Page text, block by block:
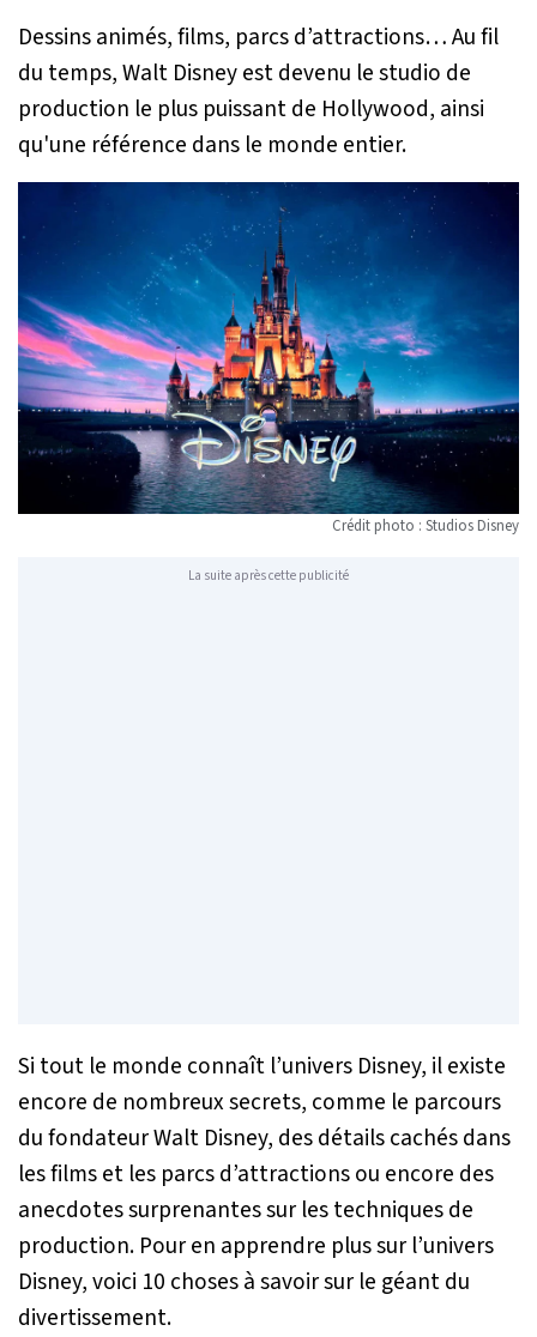
Dessins animés, films, parcs d’attractions… Au fil
du temps, Walt Disney est devenu le studio de
production le plus puissant de Hollywood, ainsi
qu'une référence dans le monde entier.
Crédit photo : Studios Disney
La suite après cette publicité
Si tout le monde connaît l’univers Disney, il existe
encore de nombreux secrets, comme le parcours
du fondateur Walt Disney, des détails cachés dans
les films et les parcs d’attractions ou encore des
anecdotes surprenantes sur les techniques de
production. Pour en apprendre plus sur l’univers
Disney, voici 10 choses à savoir sur le géant du
divertissement.